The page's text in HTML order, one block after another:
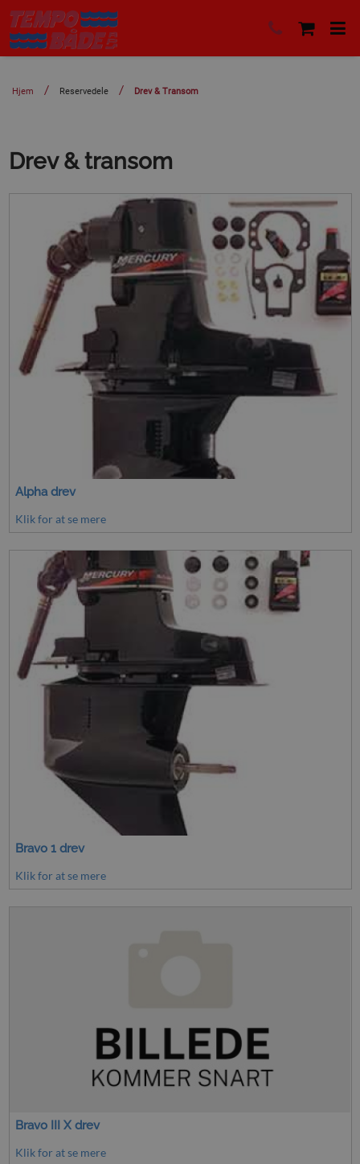
Hjem Reservedele Drev & Transom
Drev & transom
Alpha drev
Klik for at se mere
Bravo 1 drev
Klik for at se mere
Bravo III X drev
Klik for at se mere